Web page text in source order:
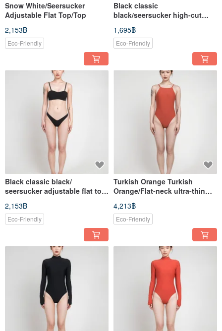
Snow White/Seersucker
Adjustable Flat Top/Top
2,153฿
Eco-Friendly
Black classic
black/seersucker high-cut
pants/bottom
1,695฿
Eco-Friendly
Black classic black/
seersucker adjustable flat top/
2,153฿
Eco-Friendly
Turkish Orange Turkish
Orange/Flat-neck ultra-thin
double-strap backless one-
piece swimsuit
4,213฿
Eco-Friendly